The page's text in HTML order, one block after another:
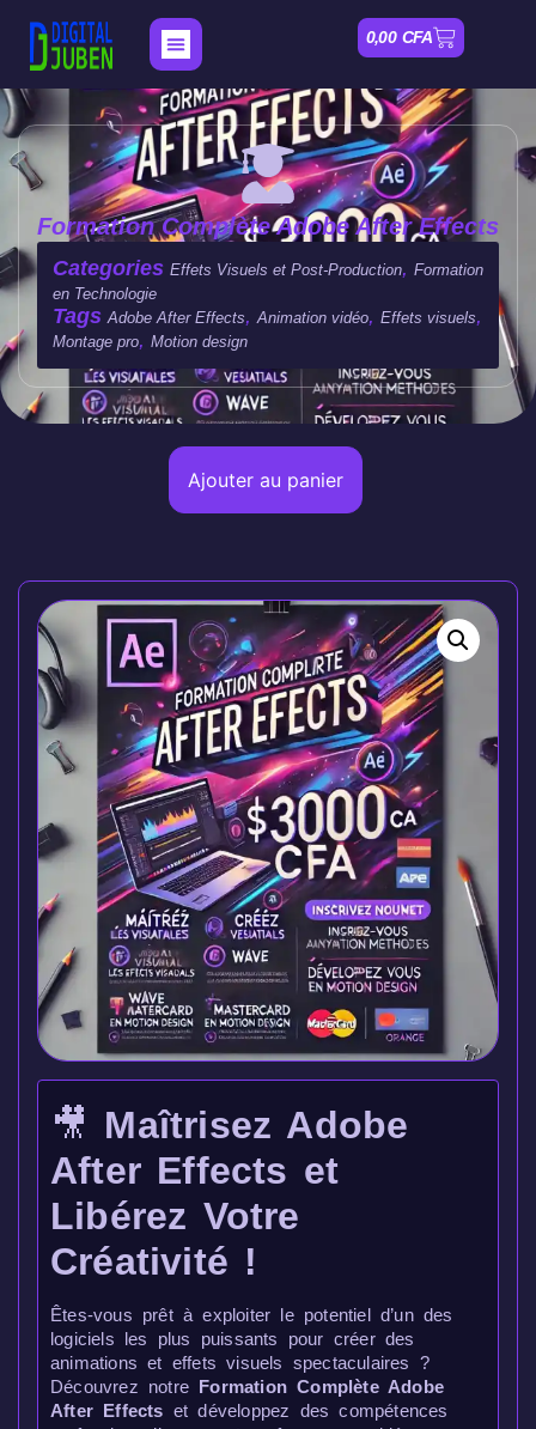
0,00 CFA
Formation Complète Adobe After Effects
Categories Effets Visuels et Post-Production, Formation
en Technologie
Tags Adobe After Effects,Animation vidéo, Effets visuels,
Montage pro, Motion design
Ajouter au panier
🎥 Maîtrisez Adobe
After Effects et
Libérez Votre
Créativité !
Êtes-vous prêt à exploiter le potentiel d’un des
logiciels les plus puissants pour créer des
animations et effets visuels spectaculaires ?
Découvrez notre Formation Complète Adobe
After Effects et développez des compétences